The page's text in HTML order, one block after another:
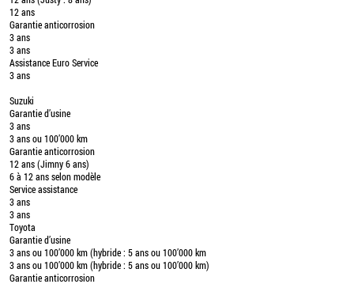
12 ans
Garantie anticorrosion
3 ans
3 ans
Assistance Euro Service
3 ans
Suzuki
Garantie d’usine
3 ans
3 ans ou 100’000 km
Garantie anticorrosion
12 ans (Jimny 6 ans)
6 à 12 ans selon modèle
Service assistance
3 ans
3 ans
Toyota
Garantie d’usine
3 ans ou 100’000 km (hybride : 5 ans ou 100’000 km
3 ans ou 100’000 km (hybride : 5 ans ou 100’000 km)
Garantie anticorrosion